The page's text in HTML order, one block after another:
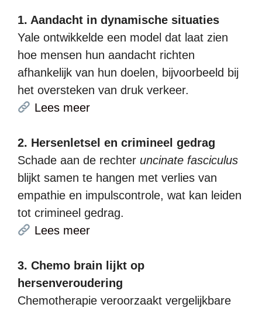
1. Aandacht in dynamische situaties
Yale ontwikkelde een model dat laat zien
hoe mensen hun aandacht richten
afhankelijk van hun doelen, bijvoorbeeld bij
het oversteken van druk verkeer.
Lees meer
2. Hersenletsel en crimineel gedrag
Schade aan de rechter uncinate fasciculus
blijkt samen te hangen met verlies van
empathie en impulscontrole, wat kan leiden
tot crimineel gedrag.
Lees meer
3. Chemo brain lijkt op
hersenveroudering
Chemotherapie veroorzaakt vergelijkbare